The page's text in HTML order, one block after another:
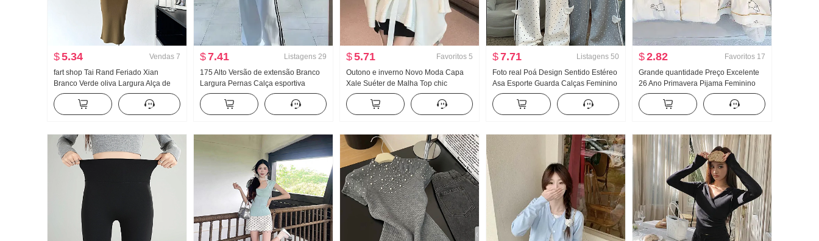
$5.34 Vendas 7
fart shop Tai Rand Feriado Xian
Branco Verde oliva Largura Alça de
Ombro Pit Artigo Vestido feminino
Primavera e verão Vestido longo
$7.41 Listagens 29
175 Alto Versão de extensão Branco
Largura Pernas Calça esportiva
Feminino Primavera e outono Novo
Versátil Listrado Casual Arrastar no
chão Calças
$5.71 Favoritos 5
Outono e inverno Novo Moda Capa
Xale Suéter de Malha Top chic
Relaxamento Sentido Ambiente
Sentido Reunião Uso externo Casaco
de camisola
$7.71 Listagens 50
Foto real Poá Design Sentido Estéreo
Asa Esporte Guarda Calças Feminino
Novo Luz A. Vento Solto Reto Efeito
emagrecedor Calça casual
$2.82 Favoritos 17
Grande quantidade Preço Excelente
26 Ano Primavera Pijama Feminino
Novo Nuvens Algodão Manga longa
Pequeno Gola Polo Roupas para
casa Conjunto Transmissão ao vivo